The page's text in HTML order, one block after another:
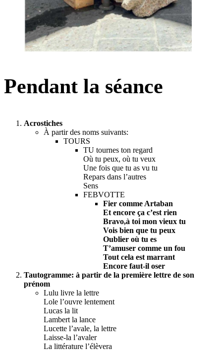
Pendant la séance
Acrostiches
À partir des noms suivants:
TOURS
TU tournes ton regard
Où tu peux, où tu veux
Une fois que tu as vu tu
Repars dans l’autres
Sens
FEBVOTTE
Fier comme Artaban
Et encore ça c’est rien
Bravo,à toi mon vieux tu
Vois bien que tu peux
Oublier où tu es
T’amuser comme un fou
Tout cela est marrant
Encore faut-il oser
Tautogramme: à partir de la première lettre de son
prénom
Lulu livre la lettre
Lole l’ouvre lentement
Lucas la lit
Lambert la lance
Lucette l’avale, la lettre
Laisse-la l’avaler
La littérature l’élèvera